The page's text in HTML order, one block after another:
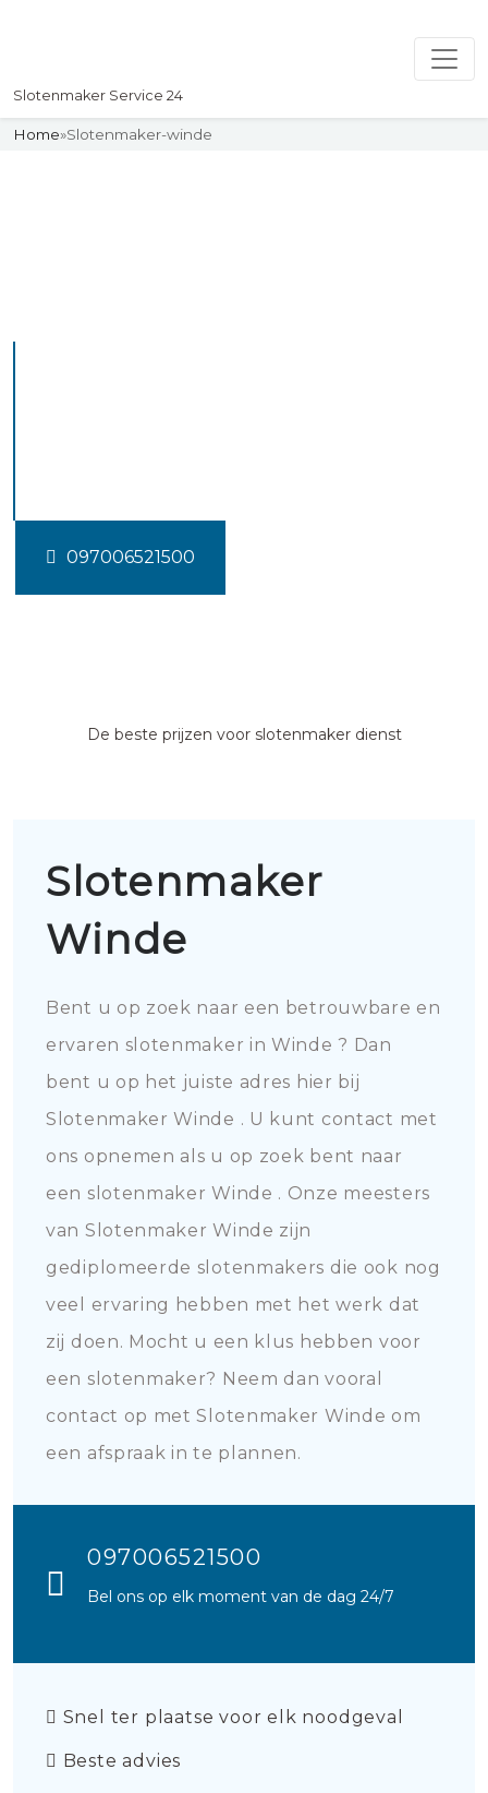
Slotenmaker Service 24
Home»Slotenmaker-winde
097006521500
De beste prijzen voor slotenmaker dienst
Slotenmaker
Winde
Bent u op zoek naar een betrouwbare en
ervaren slotenmaker in Winde ? Dan
bent u op het juiste adres hier bij
Slotenmaker Winde . U kunt contact met
ons opnemen als u op zoek bent naar
een slotenmaker Winde . Onze meesters
van Slotenmaker Winde zijn
gediplomeerde slotenmakers die ook nog
veel ervaring hebben met het werk dat
zij doen. Mocht u een klus hebben voor
een slotenmaker? Neem dan vooral
contact op met Slotenmaker Winde om
een afspraak in te plannen.
097006521500
Bel ons op elk moment van de dag 24/7
Snel ter plaatse voor elk noodgeval
Beste advies